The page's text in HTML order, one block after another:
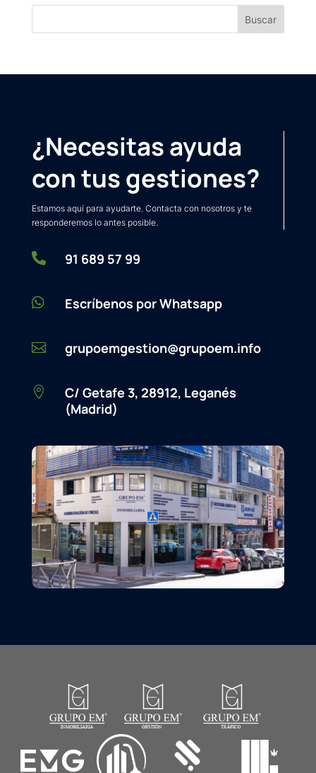
¿Necesitas ayuda
con tus gestiones?
Estamos aquí para ayudarte. Contacta con nosotros y te
responderemos lo antes posible.
 91 689 57 99
 Escríbenos por Whatsapp
 grupoemgestion@grupoem.info

C/ Getafe 3, 28912, Leganés
(Madrid)